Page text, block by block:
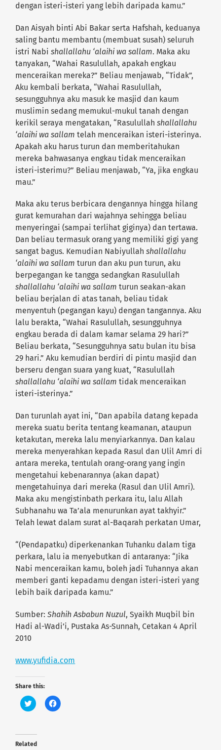
dengan isteri-isteri yang lebih daripada kamu.”
Dan Aisyah binti Abi Bakar serta Hafshah, keduanya
saling bantu membantu (membuat susah) seluruh
istri Nabishallallahu ‘alaihi wa sallam. Maka aku
tanyakan, “Wahai Rasulullah, apakah engkau
menceraikan mereka?” Beliau menjawab, “Tidak”,
Aku kembali berkata, “Wahai Rasulullah,
sesungguhnya aku masuk ke masjid dan kaum
muslimin sedang memukul-mukul tanah dengan
kerikil seraya mengatakan, “Rasulullahshallallahu
‘alaihi wa sallam telah menceraikan isteri-isterinya.
Apakah aku harus turun dan memberitahukan
mereka bahwasanya engkau tidak menceraikan
isteri-isterimu?” Beliau menjawab, “Ya, jika engkau
mau.”
Maka aku terus berbicara dengannya hingga hilang
gurat kemurahan dari wajahnya sehingga beliau
menyeringai (sampai terlihat giginya) dan tertawa.
Dan beliau termasuk orang yang memiliki gigi yang
sangat bagus. Kemudian Nabiyullahshallallahu
‘alaihi wa sallam turun dan aku pun turun, aku
berpegangan ke tangga sedangkan Rasulullah
shallallahu ‘alaihi wa sallam turun seakan-akan
beliau berjalan di atas tanah, beliau tidak
menyentuh (pegangan kayu) dengan tangannya. Aku
lalu berakta, “Wahai Rasulullah, sesungguhnya
engkau berada di dalam kamar selama 29 hari?”
Beliau berkata, “Sesungguhnya satu bulan itu bisa
29 hari.” Aku kemudian berdiri di pintu masjid dan
berseru dengan suara yang kuat, “Rasulullah
shallallahu ‘alaihi wa sallam tidak menceraikan
isteri-isterinya.”
Dan turunlah ayat ini, “Dan apabila datang kepada
mereka suatu berita tentang keamanan, ataupun
ketakutan, mereka lalu menyiarkannya. Dan kalau
mereka menyerahkan kepada Rasul dan Ulil Amri di
antara mereka, tentulah orang-orang yang ingin
mengetahui kebenarannya (akan dapat)
mengetahuinya dari mereka (Rasul dan Ulil Amri).
Maka aku mengistinbath perkara itu, lalu Allah
Subhanahu wa Ta’ala menurunkan ayat takhyir.”
Telah lewat dalam surat al-Baqarah perkatan Umar,
“(Pendapatku) diperkenankan Tuhanku dalam tiga
perkara, lalu ia menyebutkan di antaranya: “Jika
Nabi menceraikan kamu, boleh jadi Tuhannya akan
memberi ganti kepadamu dengan isteri-isteri yang
lebih baik daripada kamu.”
Sumber:Shahih Asbabun Nuzul, Syaikh Muqbil bin
Hadi al-Wadi’i, Pustaka As-Sunnah, Cetakan 4 April
2010
www.yufidia.com
Share this:
C
l
t
o
s
C
l
Related